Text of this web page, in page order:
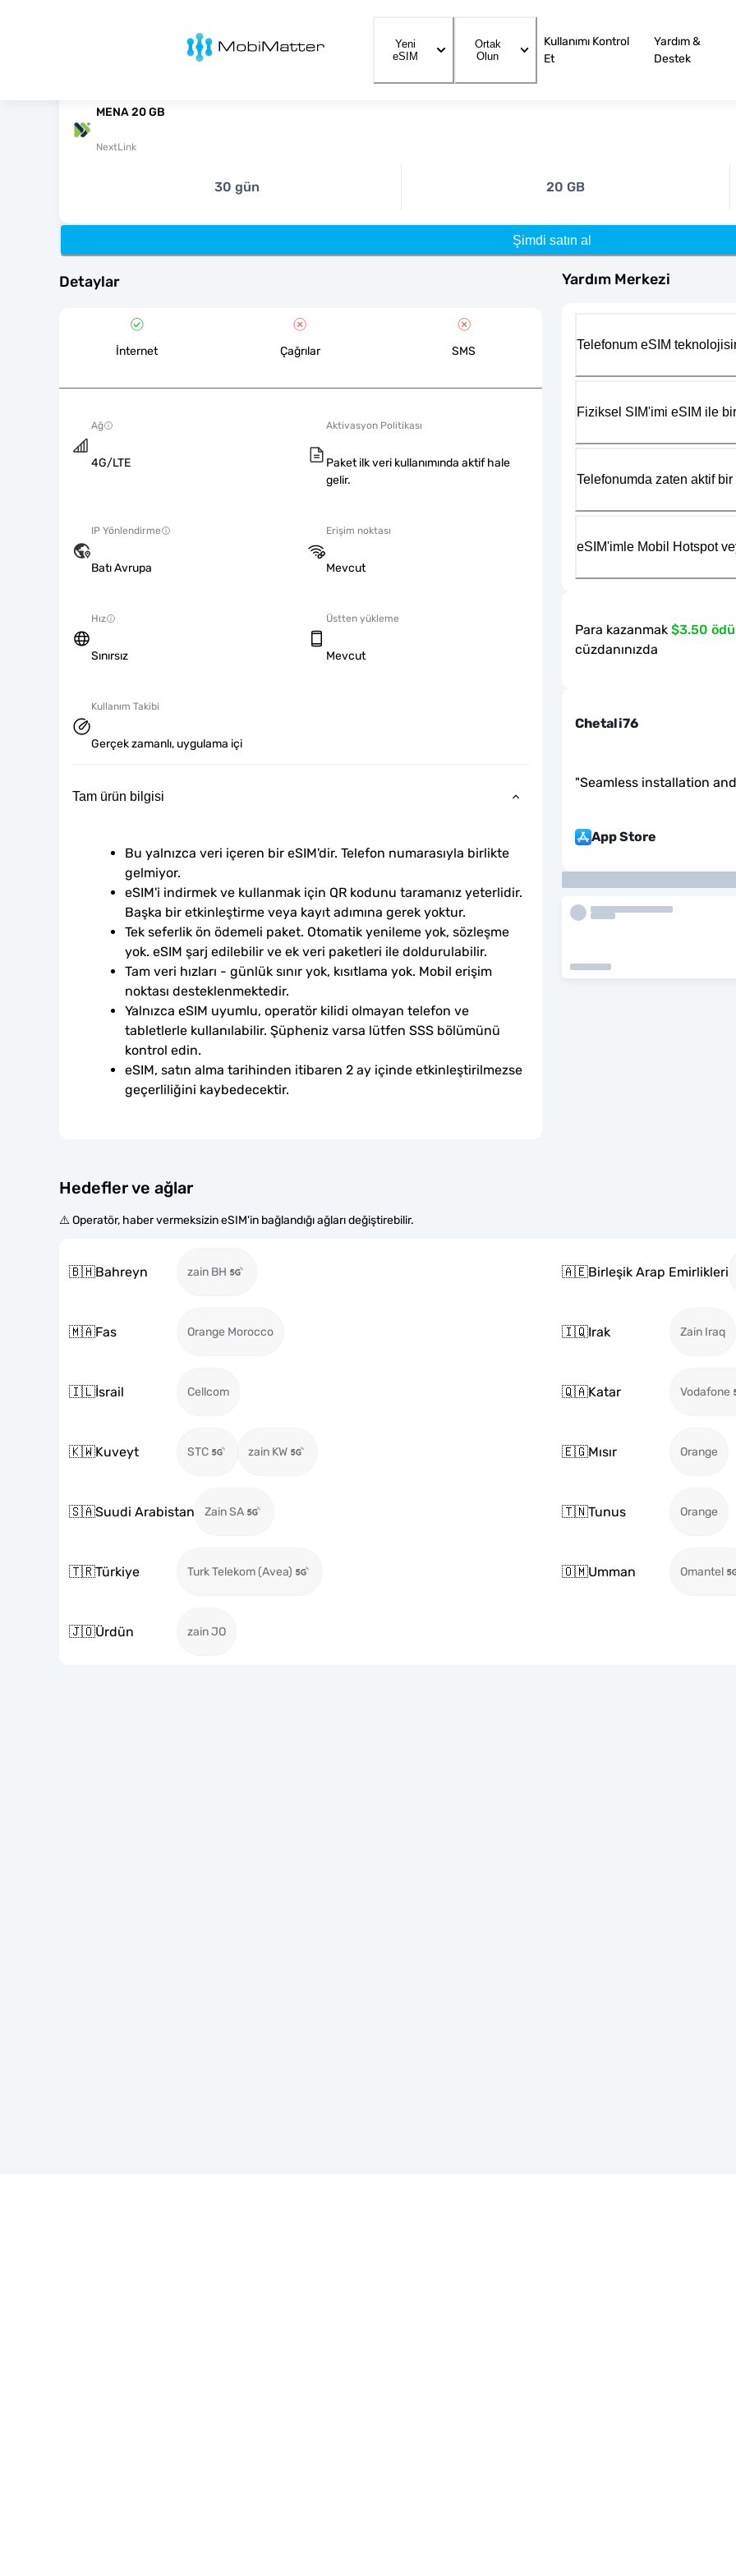
MobiMatter
Yeni
eSIM
Ortak
Olun
Kullanımı Kontrol
Et
Yardım &
Destek
MENA 20 GB
NextLink
30 gün 20 GB
Şimdi satın al
Detaylar
İnternet Çağrılar SMS
Ağ
4G/LTE
Aktivasyon Politikası
Paket ilk veri kullanımında aktif hale
gelir.
IP Yönlendirme
Batı Avrupa
Erişim noktası
Mevcut
Hız
Sınırsız
Üstten yükleme
Mevcut
Kullanım Takibi
Gerçek zamanlı, uygulama içi
Tam ürün bilgisi
Bu yalnızca veri içeren bir eSIM'dir. Telefon numarasıyla birlikte
gelmiyor.
eSIM'i indirmek ve kullanmak için QR kodunu taramanız yeterlidir.
Başka bir etkinleştirme veya kayıt adımına gerek yoktur.
Tek seferlik ön ödemeli paket. Otomatik yenileme yok, sözleşme
yok. eSIM şarj edilebilir ve ek veri paketleri ile doldurulabilir.
Tam veri hızları - günlük sınır yok, kısıtlama yok. Mobil erişim
noktası desteklenmektedir.
Yalnızca eSIM uyumlu, operatör kilidi olmayan telefon ve
tabletlerle kullanılabilir. Şüpheniz varsa lütfen SSS bölümünü
kontrol edin.
eSIM, satın alma tarihinden itibaren 2 ay içinde etkinleştirilmezse
geçerliliğini kaybedecektir.
Hedefler ve ağlar
⚠️ Operatör, haber vermeksizin eSIM'in bağlandığı ağları değiştirebilir.
🇧🇭Bahreyn zain BH 🇦🇪Birleşik Arap Emirlikleri
🇲🇦Fas Orange Morocco 🇮🇶Irak Zain Iraq
🇮🇱İsrail Cellcom 🇶🇦Katar Vodafone
🇰🇼Kuveyt STC zain KW 🇪🇬Mısır Orange
🇸🇦Suudi Arabistan Zain SA 🇹🇳Tunus Orange
🇹🇷Türkiye Turk Telekom (Avea) 🇴🇲Umman Omantel
🇯🇴Ürdün zain JO
Yardım Merkezi
Telefonum eSIM
Fiziksel SIM'imi eSIM ile
Telefonumda zaten aktif
eSIM'imle Mobil Hotspot
Para kazanmak $3.50
cüzdanınızda
Chetali76
"Seamless installation
App Store